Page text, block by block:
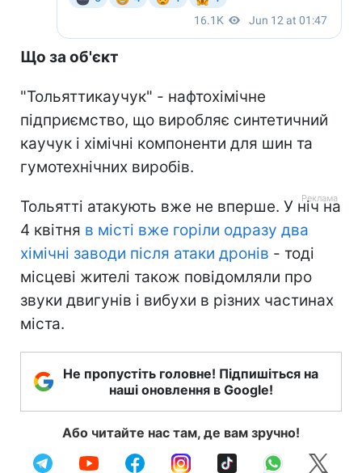
Що за об'єкт
"Тольяттикаучук" - нафтохімічне
підприємство, що виробляє синтетичний
каучук і хімічні компоненти для шин та
гумотехнічних виробів.
Тольятті атакують вже не вперше. У ніч на
4 квітня в місті вже горіли одразу два
хімічні заводи після атаки дронів - тоді
місцеві жителі також повідомляли про
звуки двигунів і вибухи в різних частинах
міста.
Не пропустіть головне! Підпишіться на
наші оновлення в Google!
Або читайте нас там, де вам зручно!